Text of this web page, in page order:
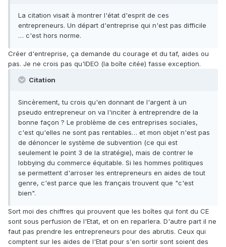
La citation visait à montrer l'état d'esprit de ces
entrepreneurs. Un départ d'entreprise qui n'est pas difficile
… c'est hors norme.
Créer d'entreprise, ça demande du courage et du taf, aides ou
pas. Je ne crois pas qu'IDEO (la boîte citée) fasse exception.
Citation
Sincèrement, tu crois qu'en donnant de l'argent à un
pseudo entrepreneur on va l'inciter à entreprendre de la
bonne façon ? Le problème de ces entreprises sociales,
c'est qu'elles ne sont pas rentables… et mon objet n'est pas
de dénoncer le système de subvention (ce qui est
seulement le point 3 de la stratégie), mais de contrer le
lobbying du commerce équitable. Si les hommes politiques
se permettent d'arroser les entrepreneurs en aides de tout
genre, c'est parce que les français trouvent que "c'est
bien".
Sort moi des chiffres qui prouvent que les boîtes qui font du CE
sont sous perfusion de l'Etat, et on en reparlera. D'autre part il ne
faut pas prendre les entrepreneurs pour des abrutis. Ceux qui
comptent sur les aides de l'Etat pour s'en sortir sont soient des